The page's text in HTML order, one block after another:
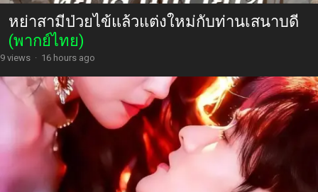
หย่าสามีป่วยไข้แล้วแต่งใหม่กับท่านเสนาบดี
(พากย์ไทย)
9 views · 16 hours ago